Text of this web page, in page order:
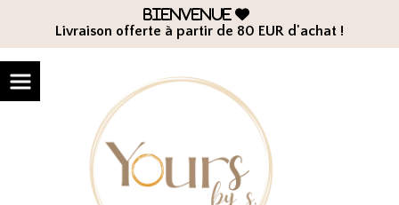
Bienvenue 
Livraison offerte à partir de 80 EUR d'achat !
Panneau de gestion des cookies